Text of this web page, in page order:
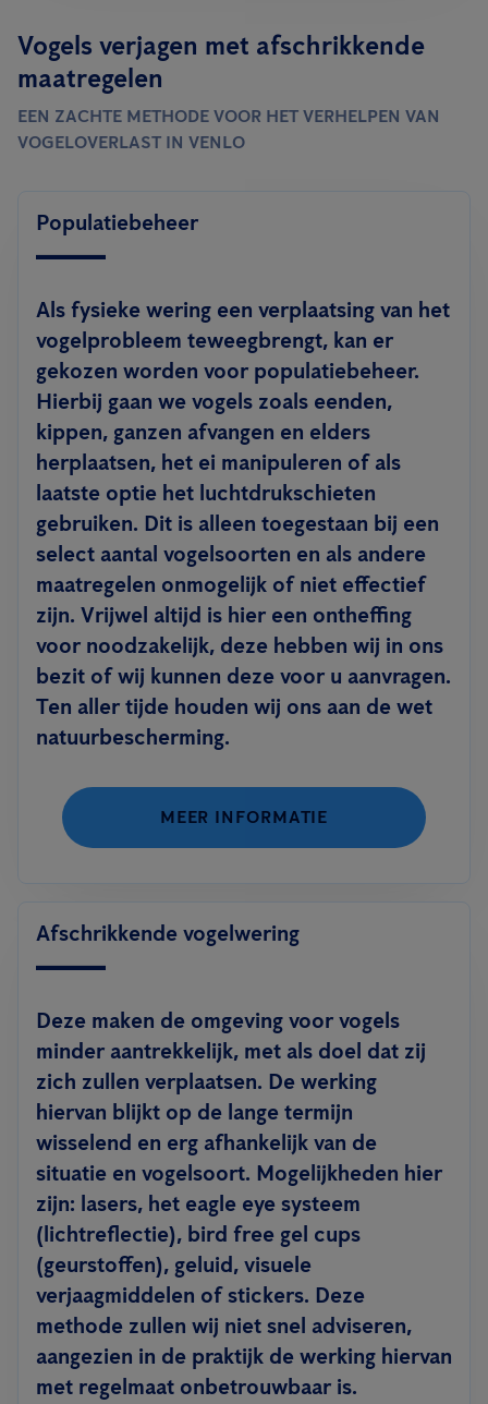
Vogels verjagen met afschrikkende
maatregelen
EEN ZACHTE METHODE VOOR HET VERHELPEN VAN
VOGELOVERLAST IN VENLO
Populatiebeheer
Als fysieke wering een verplaatsing van het
vogelprobleem teweegbrengt, kan er
gekozen worden voor populatiebeheer.
Hierbij gaan we vogels zoals eenden,
kippen, ganzen afvangen en elders
herplaatsen, het ei manipuleren of als
laatste optie het luchtdrukschieten
gebruiken. Dit is alleen toegestaan bij een
select aantal vogelsoorten en als andere
maatregelen onmogelijk of niet effectief
zijn. Vrijwel altijd is hier een ontheffing
voor noodzakelijk, deze hebben wij in ons
bezit of wij kunnen deze voor u aanvragen.
Ten aller tijde houden wij ons aan de wet
natuurbescherming.
MEER INFORMATIE
Afschrikkende vogelwering
Deze maken de omgeving voor vogels
minder aantrekkelijk, met als doel dat zij
zich zullen verplaatsen. De werking
hiervan blijkt op de lange termijn
wisselend en erg afhankelijk van de
situatie en vogelsoort. Mogelijkheden hier
zijn: lasers, het eagle eye systeem
(lichtreflectie), bird free gel cups
(geurstoffen), geluid, visuele
verjaagmiddelen of stickers. Deze
methode zullen wij niet snel adviseren,
aangezien in de praktijk de werking hiervan
met regelmaat onbetrouwbaar is.